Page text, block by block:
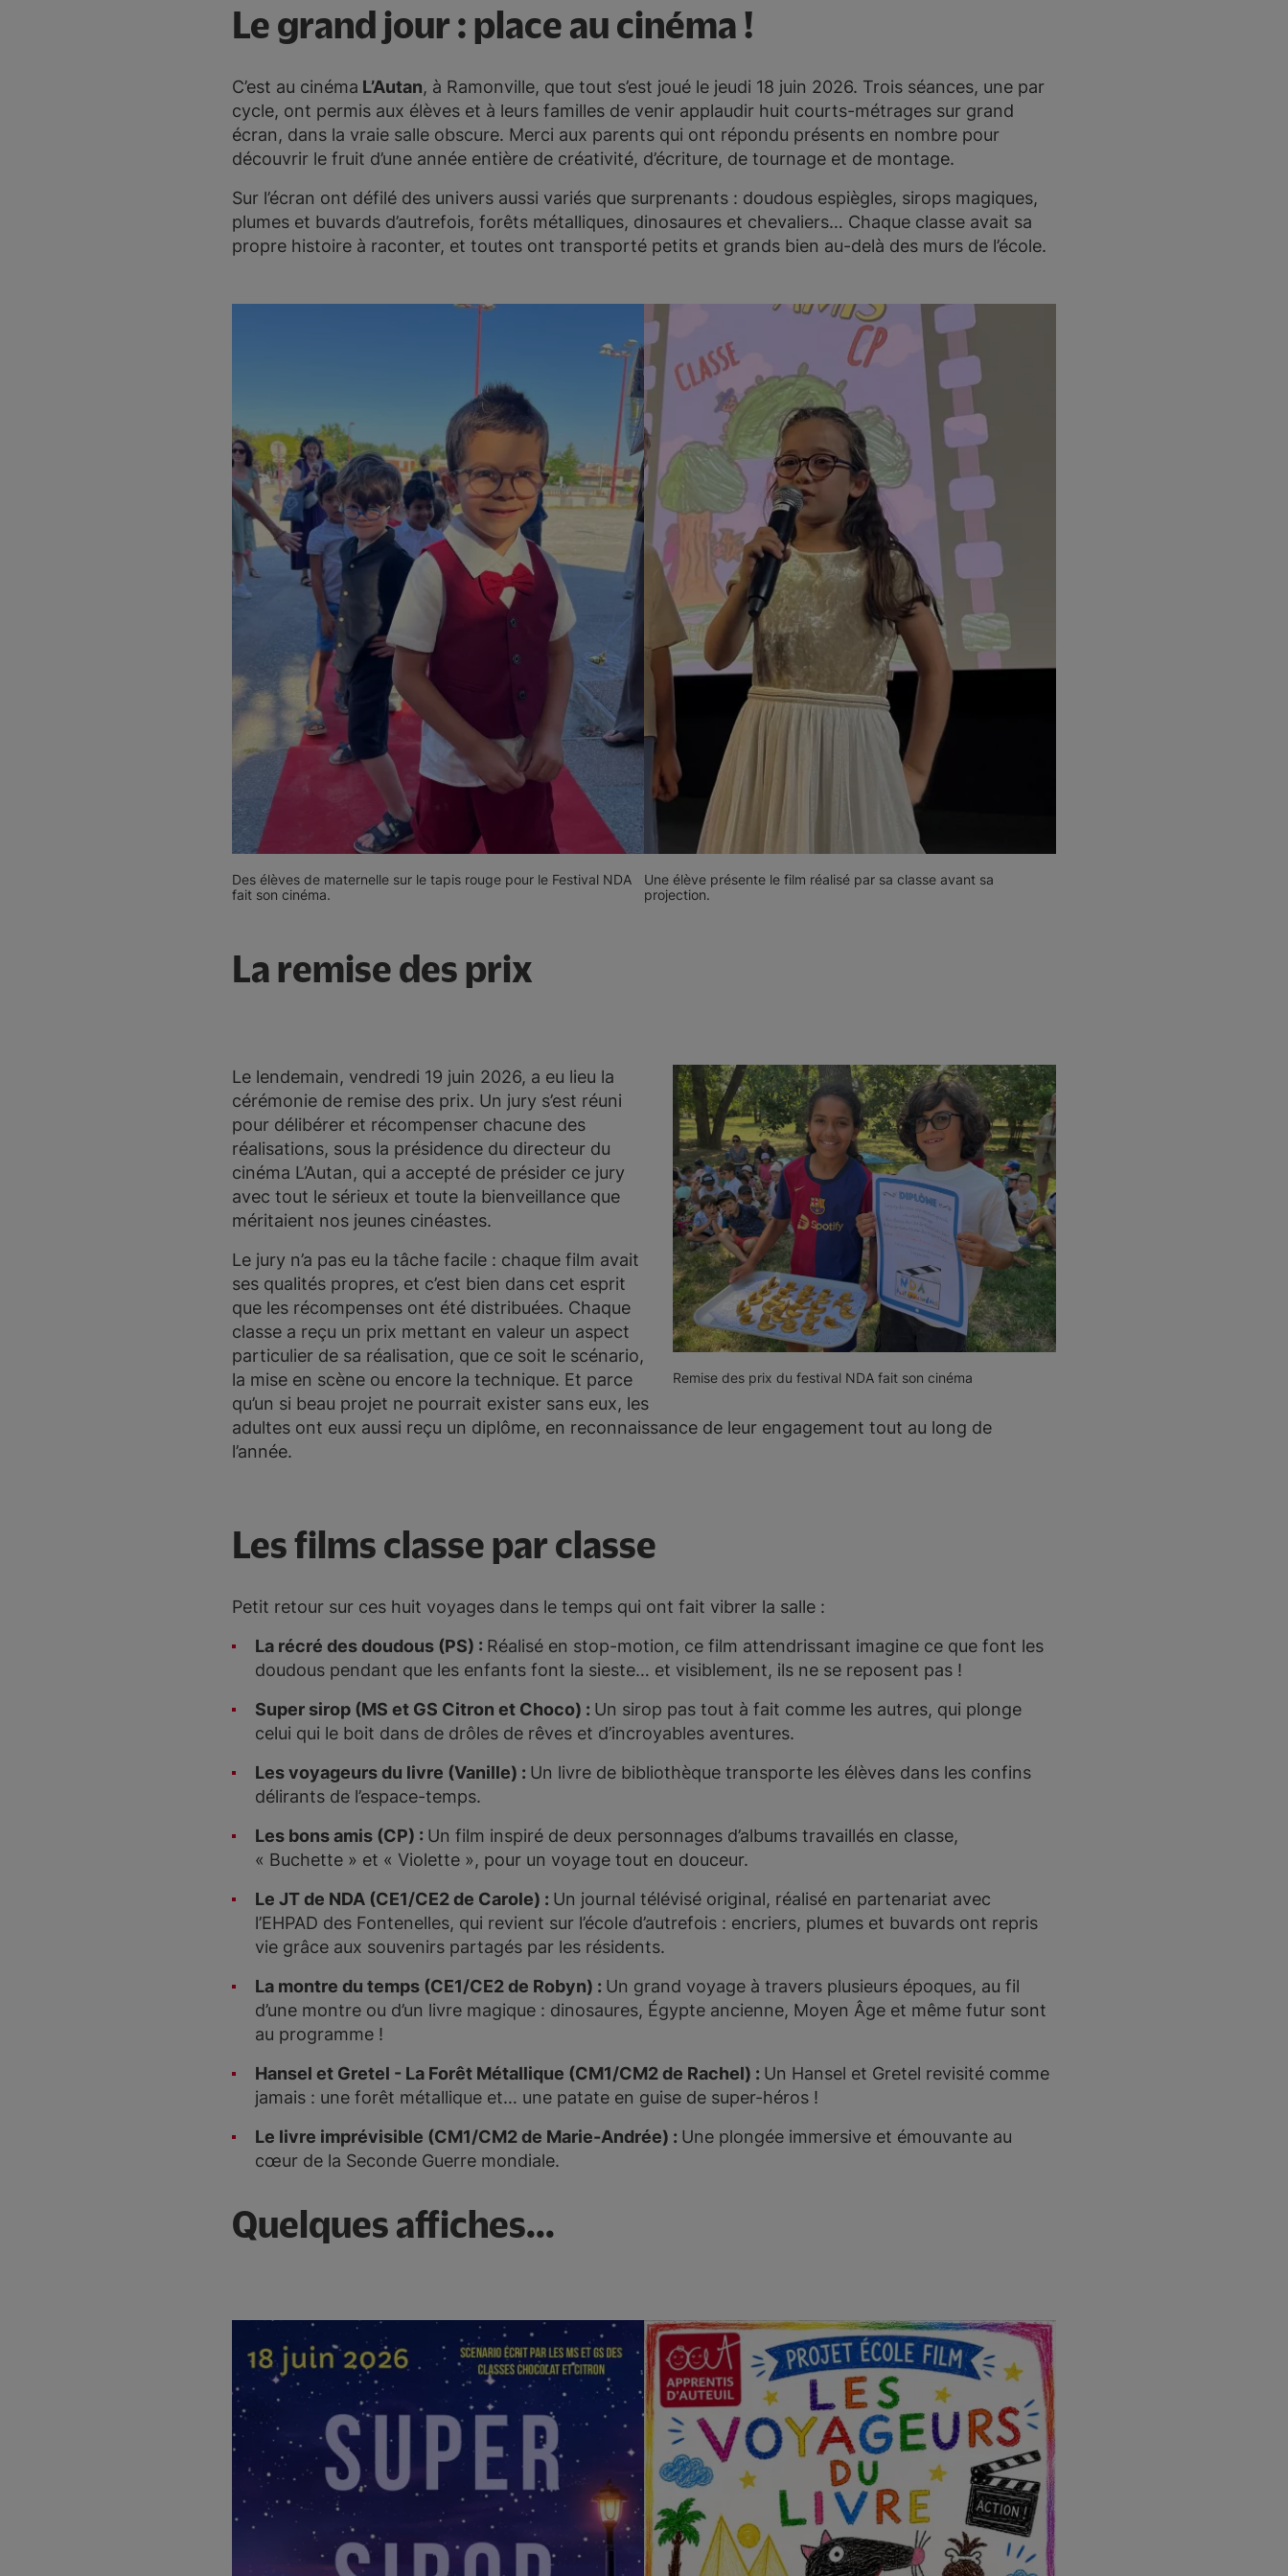
Le grand jour : place au cinéma !
C’est au cinéma L’Autan, à Ramonville, que tout s’est joué le jeudi 18 juin 2026. Trois séances, une par
cycle, ont permis aux élèves et à leurs familles de venir applaudir huit courts-métrages sur grand
écran, dans la vraie salle obscure. Merci aux parents qui ont répondu présents en nombre pour
découvrir le fruit d’une année entière de créativité, d’écriture, de tournage et de montage.
Sur l’écran ont défilé des univers aussi variés que surprenants : doudous espiègles, sirops magiques,
plumes et buvards d’autrefois, forêts métalliques, dinosaures et chevaliers… Chaque classe avait sa
propre histoire à raconter, et toutes ont transporté petits et grands bien au-delà des murs de l’école.
Des élèves de maternelle sur le tapis rouge pour le Festival NDA
fait son cinéma.
Une élève présente le film réalisé par sa classe avant sa
projection.
La remise des prix
Remise des prix du festival NDA fait son cinéma
Le lendemain, vendredi 19 juin 2026, a eu lieu la
cérémonie de remise des prix. Un jury s’est réuni
pour délibérer et récompenser chacune des
réalisations, sous la présidence du directeur du
cinéma L’Autan, qui a accepté de présider ce jury
avec tout le sérieux et toute la bienveillance que
méritaient nos jeunes cinéastes.
Le jury n’a pas eu la tâche facile : chaque film avait
ses qualités propres, et c’est bien dans cet esprit
que les récompenses ont été distribuées. Chaque
classe a reçu un prix mettant en valeur un aspect
particulier de sa réalisation, que ce soit le scénario,
la mise en scène ou encore la technique. Et parce
qu’un si beau projet ne pourrait exister sans eux, les
adultes ont eux aussi reçu un diplôme, en reconnaissance de leur engagement tout au long de
l’année.
Les films classe par classe
Petit retour sur ces huit voyages dans le temps qui ont fait vibrer la salle :
La récré des doudous (PS) : Réalisé en stop-motion, ce film attendrissant imagine ce que font les
doudous pendant que les enfants font la sieste… et visiblement, ils ne se reposent pas !
Super sirop (MS et GS Citron et Choco) : Un sirop pas tout à fait comme les autres, qui plonge
celui qui le boit dans de drôles de rêves et d’incroyables aventures.
Les voyageurs du livre (Vanille) : Un livre de bibliothèque transporte les élèves dans les confins
délirants de l’espace-temps.
Les bons amis (CP) : Un film inspiré de deux personnages d’albums travaillés en classe,
« Buchette » et « Violette », pour un voyage tout en douceur.
Le JT de NDA (CE1/CE2 de Carole) : Un journal télévisé original, réalisé en partenariat avec
l’EHPAD des Fontenelles, qui revient sur l’école d’autrefois : encriers, plumes et buvards ont repris
vie grâce aux souvenirs partagés par les résidents.
La montre du temps (CE1/CE2 de Robyn) : Un grand voyage à travers plusieurs époques, au fil
d’une montre ou d’un livre magique : dinosaures, Égypte ancienne, Moyen Âge et même futur sont
au programme !
Hansel et Gretel - La Forêt Métallique (CM1/CM2 de Rachel) : Un Hansel et Gretel revisité comme
jamais : une forêt métallique et… une patate en guise de super-héros !
Le livre imprévisible (CM1/CM2 de Marie-Andrée) : Une plongée immersive et émouvante au
cœur de la Seconde Guerre mondiale.
Quelques affiches...